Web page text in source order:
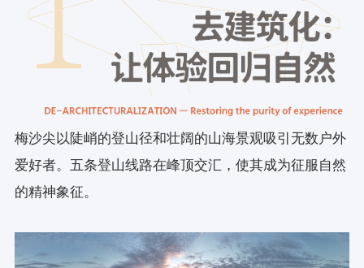
梅沙尖以陡峭的登山径和壮阔的山海景观吸引无数户外
爱好者。五条登山线路在峰顶交汇，使其成为征服自然
的精神象征。